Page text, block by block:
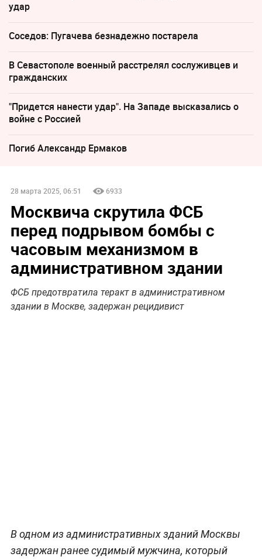
удар
Соседов: Пугачева безнадежно постарела
В Севастополе военный расстрелял сослуживцев и
гражданских
"Придется нанести удар". На Западе высказались о
войне с Россией
Погиб Александр Ермаков
28 марта 2025, 06:51 6933
Москвича скрутила ФСБ
перед подрывом бомбы с
часовым механизмом в
административном здании
ФСБ предотвратила теракт в административном
здании в Москве, задержан рецидивист
В одном из административных зданий Москвы
задержан ранее судимый мужчина, который